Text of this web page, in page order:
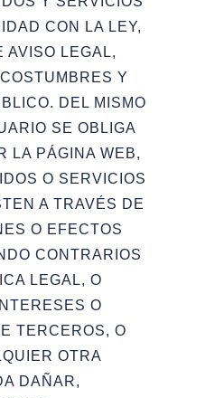
CON LA LEY,
AVISO LEGAL,
Y
DEL MISMO
SE OBLIGA
LA PÁGINA WEB,
O SERVICIOS
A TRAVÉS DE
O EFECTOS
CONTRARIOS
LEGAL, O
O
TERCEROS, O
OTRA
DAÑAR,